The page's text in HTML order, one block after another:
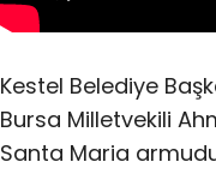
Kestel Belediye
Bursa Milletvekili
Santa Maria